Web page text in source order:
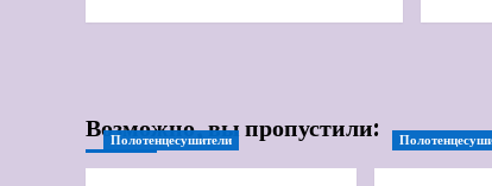
Возможно, вы пропустили:
Полотенцесушители